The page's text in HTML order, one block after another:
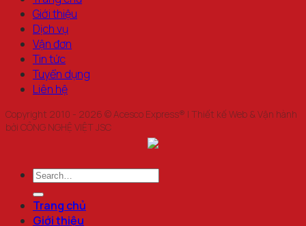
Giới thiệu
Dịch vụ
Vận đơn
Tin tức
Tuyển dụng
Liên hệ
Copyright 2010 - 2026 © Acesco Express® | Thiết kế Web & Vận hành
bởi CÔNG NGHỆ VIỆT JSC
Trang chủ
Giới thiệu